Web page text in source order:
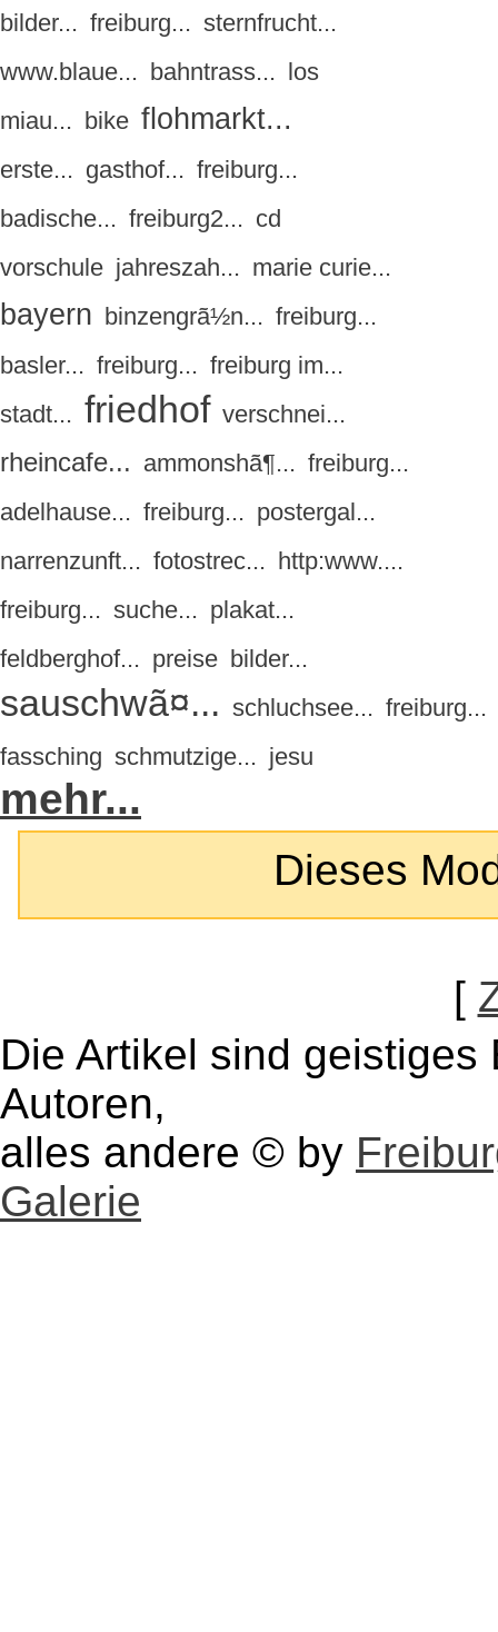
bilder... freiburg... sternfrucht...
www.blaue... bahntrass... los
miau... bike flohmarkt...
erste... gasthof... freiburg...
badische... freiburg2... cd
vorschule jahreszah... marie curie...
bayern binzengrã½n... freiburg...
basler... freiburg... freiburg im...
stadt... friedhof verschnei...
rheincafe... ammonshã¶... freiburg...
adelhause... freiburg... postergal...
narrenzunft... fotostrec... http:www....
freiburg... suche... plakat...
feldberghof... preise bilder...
sauschwã¤... schluchsee... freiburg...
fassching schmutzige... jesu
mehr...
Dieses
[
Die Artikel sind
Autoren,
alles andere © by
Galerie